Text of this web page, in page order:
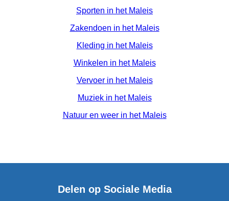
Sporten in het Maleis
Zakendoen in het Maleis
Kleding in het Maleis
Winkelen in het Maleis
Vervoer in het Maleis
Muziek in het Maleis
Natuur en weer in het Maleis
Delen op Sociale Media